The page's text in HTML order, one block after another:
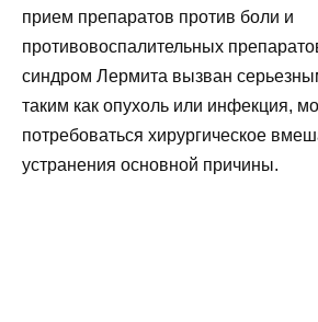
прием препаратов против боли и
противовоспалительных
синдром Лермита вызван
таким как опухоль или инфекция,
потребоваться хирургическое
устранения основной причины.